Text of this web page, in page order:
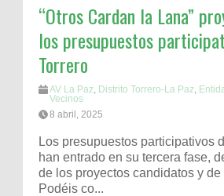
“Otros Cardan la Lana”
los presupuestos
Torrero
AV La Paz, Distrito Torrero-La Paz,
Vecinos
8 abril, 2025
Los presupuestos participativos
han entrado en su tercera fase,
de los proyectos candidatos y de
Podéis co...